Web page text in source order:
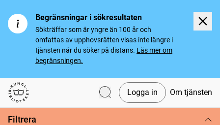
Begränsningar i sökresultaten
Sökträffar som är yngre än 100 år och
omfattas av upphovsrätten visas inte längre i
tjänsten när du söker på distans. Läs mer om
begränsningen.
Svenska tidningar
Logga in Om tjänsten
Filtrera